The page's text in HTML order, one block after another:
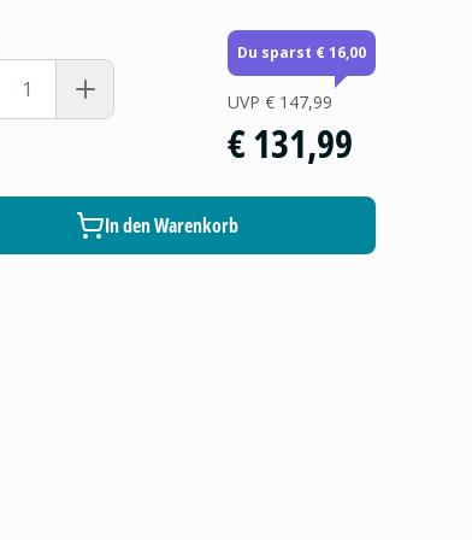
Du sparst € 16,00
UVP € 147,99
€ 131,99
In den Warenkorb